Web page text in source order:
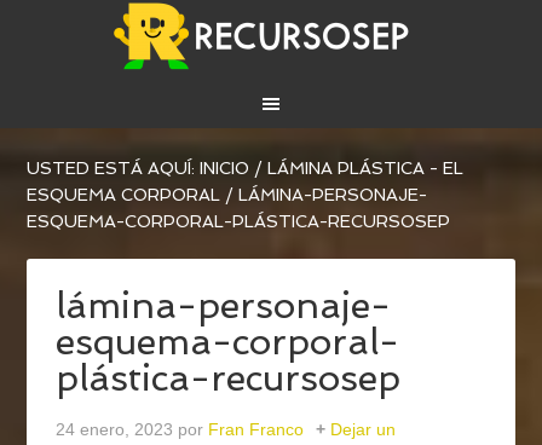
USTED ESTÁ AQUÍ:INICIO / LÁMINA PLÁSTICA - EL
ESQUEMA CORPORAL / LÁMINA-PERSONAJE-
ESQUEMA-CORPORAL-PLÁSTICA-RECURSOSEP
lámina-personaje-
esquema-corporal-
plástica-recursosep
24 enero, 2023 por Fran Franco
Dejar un